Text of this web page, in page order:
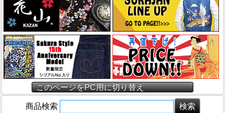
このページをPC用に切り替え
商品検索